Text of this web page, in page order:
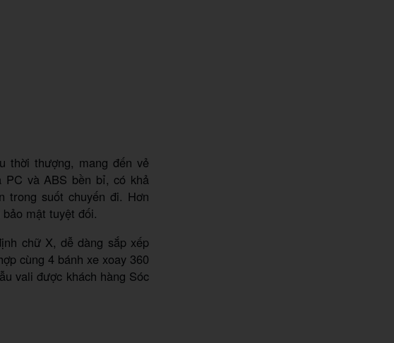
thời thượng, mang đến vẻ
và ABS bền bỉ, có khả
trong suốt chuyến đi. Hơn
mật tuyệt đối.
chữ X, dễ dàng sắp xếp
cùng 4 bánh xe xoay 360
vali được khách hàng Sóc